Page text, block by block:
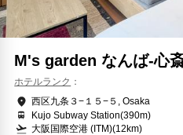
M's garden なんば-心
ホテルランク
西区九条３−１５−５, Osaka
Kujo Subway Station(390m)
大阪国際空港 (ITM)(12km)